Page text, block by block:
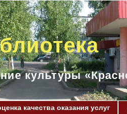
культуры
качества оказания услуг